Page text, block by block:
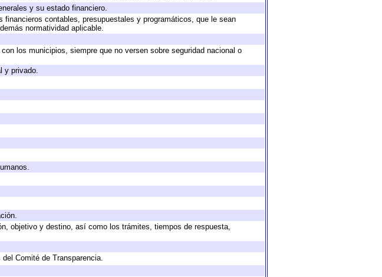
y su estado financiero.
contables, presupuestales y programáticos, que le sean
normatividad aplicable.
los municipios, siempre que no versen sobre seguridad nacional o
y privado.
objetivo y destino, así como los trámites, tiempos de respuesta,
Comité de Transparencia.